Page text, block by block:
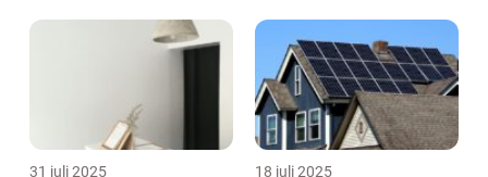
31 juli 2025 18 juli 2025